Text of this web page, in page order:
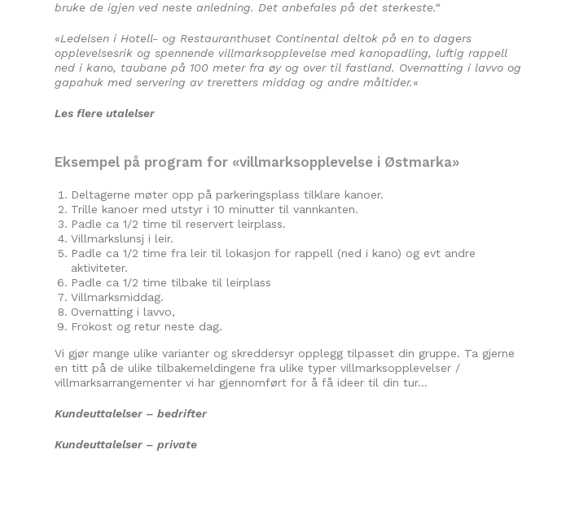
bruke de igjen ved neste anledning. Det anbefales på det sterkeste.“
«Ledelsen i Hotell- og Restauranthuset Continental deltok på en to dagers
opplevelsesrik og spennende villmarksopplevelse med kanopadling, luftig rappell
ned i kano, taubane på 100 meter fra øy og over til fastland. Overnatting i lavvo og
gapahuk med servering av treretters middag og andre måltider.«
Les flere utalelser
Eksempel på program for «villmarksopplevelse i Østmarka»
Deltagerne møter opp på parkeringsplass tilklare kanoer.
Trille kanoer med utstyr i 10 minutter til vannkanten.
Padle ca 1/2 time til reservert leirplass.
Villmarkslunsj i leir.
Padle ca 1/2 time fra leir til lokasjon for rappell (ned i kano) og evt andre
aktiviteter.
Padle ca 1/2 time tilbake til leirplass
Villmarksmiddag.
Overnatting i lavvo,
Frokost og retur neste dag.
Vi gjør mange ulike varianter og skreddersyr opplegg tilpasset din gruppe. Ta gjerne
en titt på de ulike tilbakemeldingene fra ulike typer villmarksopplevelser /
villmarksarrangementer vi har gjennomført for å få ideer til din tur…
Kundeuttalelser – bedrifter
Kundeuttalelser – private